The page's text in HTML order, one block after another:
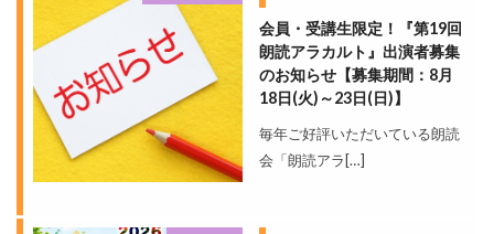
会員・受講生限定！『第19回
朗読アラカルト』出演者募集
のお知らせ【募集期間：8月
18日(火)～23日(日)】
毎年ご好評いただいている朗読
会「朗読アラ[…]